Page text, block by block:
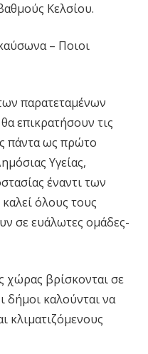
Κελσίου.
– Ποιοι
παρατεταμένων
επικρατήσουν τις
πάντα ως πρώτο
Υγείας,
έναντι των
όλους τους
σε ευάλωτες ομάδες-
χώρας βρίσκονται σε
δήμοι καλούνται να
κλιματιζόμενους